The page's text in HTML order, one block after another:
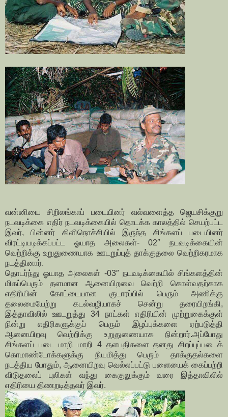
வன்னியை சிறிலங்காப் படையினர் வல்வளைத்த ஜெயசிக்குறு
நடவடிக்கை எதிர் நடவடிக்கையில் தொடக்க காலத்தில் செயற்பட்ட
இவர், பின்னர் கிளிநொச்சியில் இருந்த சிங்களப் படையினர்
விரட்டியடிக்கப்பட்ட ஓயாத அலைகள்- 02″ நடவடிக்கையின்
வெற்றிக்கு உறுதுணையாக ஊடறுப்புத் தாக்குதலை வெற்றிகரமாக
நடத்தினார்.
தொடர்ந்து ஓயாத அலைகள் -03″ நடவடிக்கையில் சிங்களத்தின்
மிகப்பெரும் தளமான ஆனையிறவை வெற்றி கொள்வதற்காக
எதிரியின் கோட்டையான குடாரப்பில் பெரும் அணிக்கு
தலைமையேற்று கடல்வழியாகச் சென்று தரையிறங்கி,
இத்தாவிலில் ஊடறுத்து 34 நாட்கள் எதிரியின் முற்றுகைக்குள்
நின்று எதிரிகளுக்குப் பெரும் இழப்புக்களை ஏற்படுத்தி
ஆனையிறவு வெற்றிக்கு உறுதுணையாக நின்றார்.அப்போது
சிங்களப் படை மாறி மாறி 4 தளபதிகளை தனது சிறப்புப்படைக்
கொமாண்டோக்களுக்கு நியமித்து பெரும் தாக்குதல்களை
நடத்திய போதும், ஆனையிறவு வெல்லப்பட்டு பளையைக் கைப்பற்றி
விடுதலைப் புலிகள் வந்து கைகுலுக்கும் வரை இத்தாவிலில்
எதிரியை திணறடித்தவர் இவர்.